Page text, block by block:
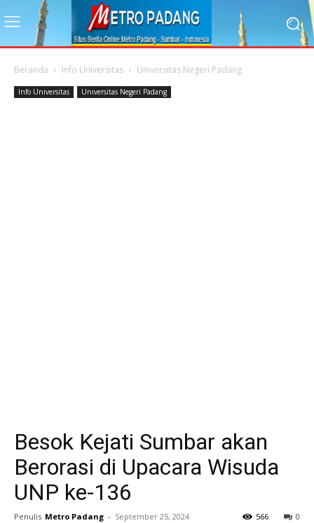
Beranda Info Universitas Universitas Negeri Padang
Info Universitas Universitas Negeri Padang
Besok Kejati Sumbar akan
Berorasi di Upacara Wisuda
UNP ke-136
Penulis Metro Padang - September 25, 2024 0
566